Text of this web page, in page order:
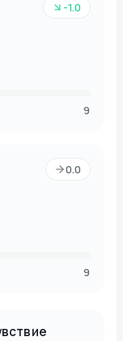
-1.0
9
0.0
9